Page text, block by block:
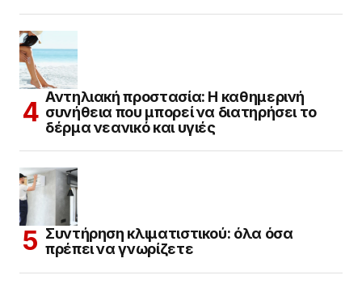
Αντηλιακή προστασία: Η καθημερινή
συνήθεια που μπορεί να διατηρήσει το
δέρμα νεανικό και υγιές
Συντήρηση κλιματιστικού: όλα όσα
πρέπει να γνωρίζετε